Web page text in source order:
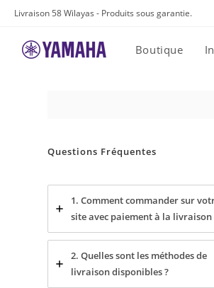
Skip
content
Livraison 58 Wilayas - Produits sous garantie.
Boutique
Questions Fréquentes
1. Comment commander sur
site avec paiement à la livraison
2. Quelles sont les méthodes de
livraison disponibles ?